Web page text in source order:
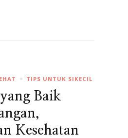
TIPS UNTUK SIKECIL
Baik
Kesehatan